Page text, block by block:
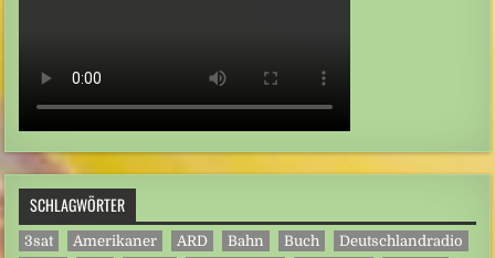
SCHLAGWÖRTER
3sat Amerikaner ARD Bahn Buch
Deutschlandradio